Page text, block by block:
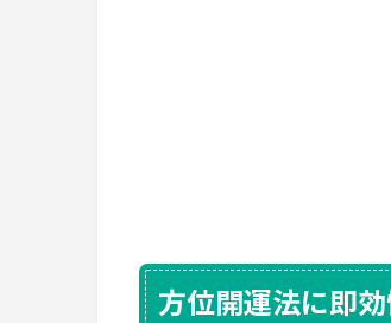
方位開運法に即